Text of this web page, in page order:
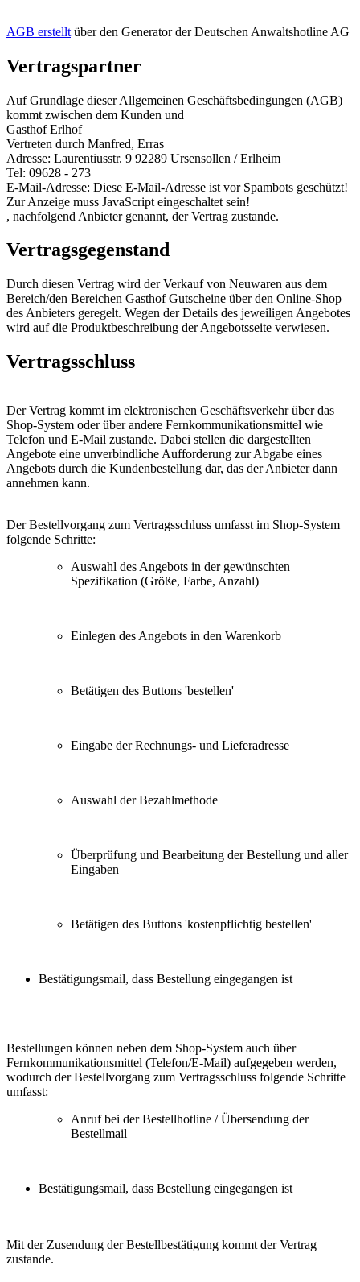
AGB erstellt über den Generator der Deutschen Anwaltshotline AG
Vertragspartner
Auf Grundlage dieser Allgemeinen Geschäftsbedingungen (AGB)
kommt zwischen dem Kunden und
Gasthof Erlhof
Vertreten durch Manfred, Erras
Adresse: Laurentiusstr. 9 92289 Ursensollen / Erlheim
Tel: 09628 - 273
E-Mail-Adresse: Diese E-Mail-Adresse ist vor Spambots geschützt!
Zur Anzeige muss JavaScript eingeschaltet sein!
, nachfolgend Anbieter genannt, der Vertrag zustande.
Vertragsgegenstand
Durch diesen Vertrag wird der Verkauf von Neuwaren aus dem
Bereich/den Bereichen Gasthof Gutscheine über den Online-Shop
des Anbieters geregelt. Wegen der Details des jeweiligen Angebotes
wird auf die Produktbeschreibung der Angebotsseite verwiesen.
Vertragsschluss
Der Vertrag kommt im elektronischen Geschäftsverkehr über das
Shop-System oder über andere Fernkommunikationsmittel wie
Telefon und E-Mail zustande. Dabei stellen die dargestellten
Angebote eine unverbindliche Aufforderung zur Abgabe eines
Angebots durch die Kundenbestellung dar, das der Anbieter dann
annehmen kann.
Der Bestellvorgang zum Vertragsschluss umfasst im Shop-System
folgende Schritte:
Auswahl des Angebots in der gewünschten
Spezifikation (Größe, Farbe, Anzahl)
Einlegen des Angebots in den Warenkorb
Betätigen des Buttons 'bestellen'
Eingabe der Rechnungs- und Lieferadresse
Auswahl der Bezahlmethode
Überprüfung und Bearbeitung der Bestellung und aller
Eingaben
Betätigen des Buttons 'kostenpflichtig bestellen'
Bestätigungsmail, dass Bestellung eingegangen ist
Bestellungen können neben dem Shop-System auch über
Fernkommunikationsmittel (Telefon/E-Mail) aufgegeben werden,
wodurch der Bestellvorgang zum Vertragsschluss folgende Schritte
umfasst:
Anruf bei der Bestellhotline / Übersendung der
Bestellmail
Bestätigungsmail, dass Bestellung eingegangen ist
Mit der Zusendung der Bestellbestätigung kommt der Vertrag
zustande.